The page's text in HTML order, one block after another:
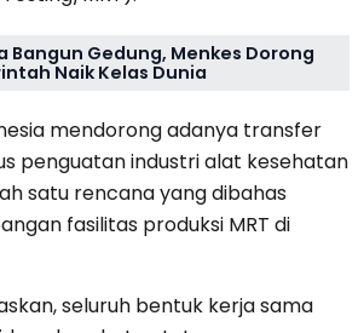
Bangun Gedung, Menkes Dorong
Naik Kelas Dunia
mendorong adanya transfer
penguatan industri alat kesehatan
satu rencana yang dibahas
fasilitas produksi MRT di
seluruh bentuk kerja sama